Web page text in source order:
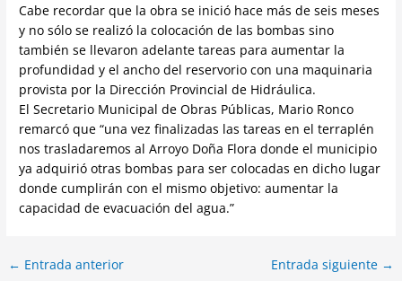
Cabe recordar que la obra se inició hace más de seis meses
y no sólo se realizó la colocación de las bombas sino
también se llevaron adelante tareas para aumentar la
profundidad y el ancho del reservorio con una maquinaria
provista por la Dirección Provincial de Hidráulica.
El Secretario Municipal de Obras Públicas, Mario Ronco
remarcó que “una vez finalizadas las tareas en el terraplén
nos trasladaremos al Arroyo Doña Flora donde el municipio
ya adquirió otras bombas para ser colocadas en dicho lugar
donde cumplirán con el mismo objetivo: aumentar la
capacidad de evacuación del agua.”
← Entrada anterior Entrada siguiente →